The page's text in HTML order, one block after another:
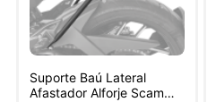
Suporte Baú Lateral
Afastador Alforje Scam